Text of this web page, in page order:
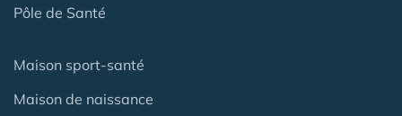
Pôle de Santé
Maison sport-santé
Maison de naissance